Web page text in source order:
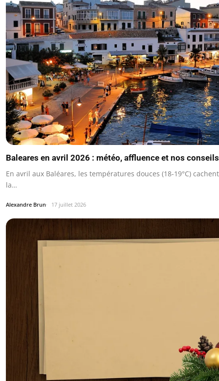
Baleares en avril 2026 : météo, affluence et nos
En avril aux Baléares, les températures douces (18-19°C)
la…
Alexandre Brun 17 juillet 2026